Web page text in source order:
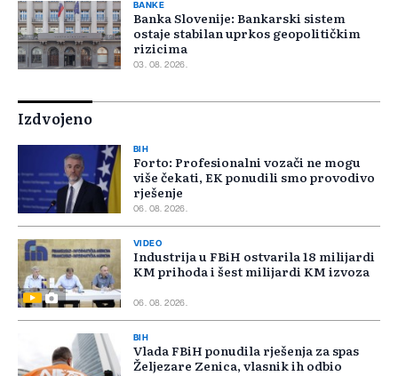
BANKE
Banka Slovenije: Bankarski sistem
ostaje stabilan uprkos geopolitičkim
rizicima
03. 08. 2026.
Izdvojeno
BIH
Forto: Profesionalni vozači ne mogu
više čekati, EK ponudili smo provodivo
rješenje
06. 08. 2026.
VIDEO
Industrija u FBiH ostvarila 18 milijardi
KM prihoda i šest milijardi KM izvoza
06. 08. 2026.
BIH
Vlada FBiH ponudila rješenja za spas
Željezare Zenica, vlasnik ih odbio